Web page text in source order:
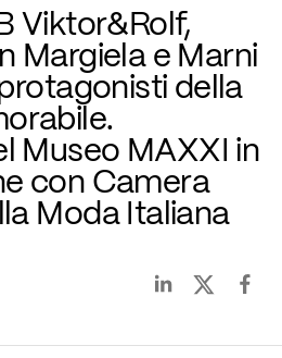
Viktor&Rolf,
Margiela e Marni
della
Museo MAXXI in
con Camera
Moda Italiana